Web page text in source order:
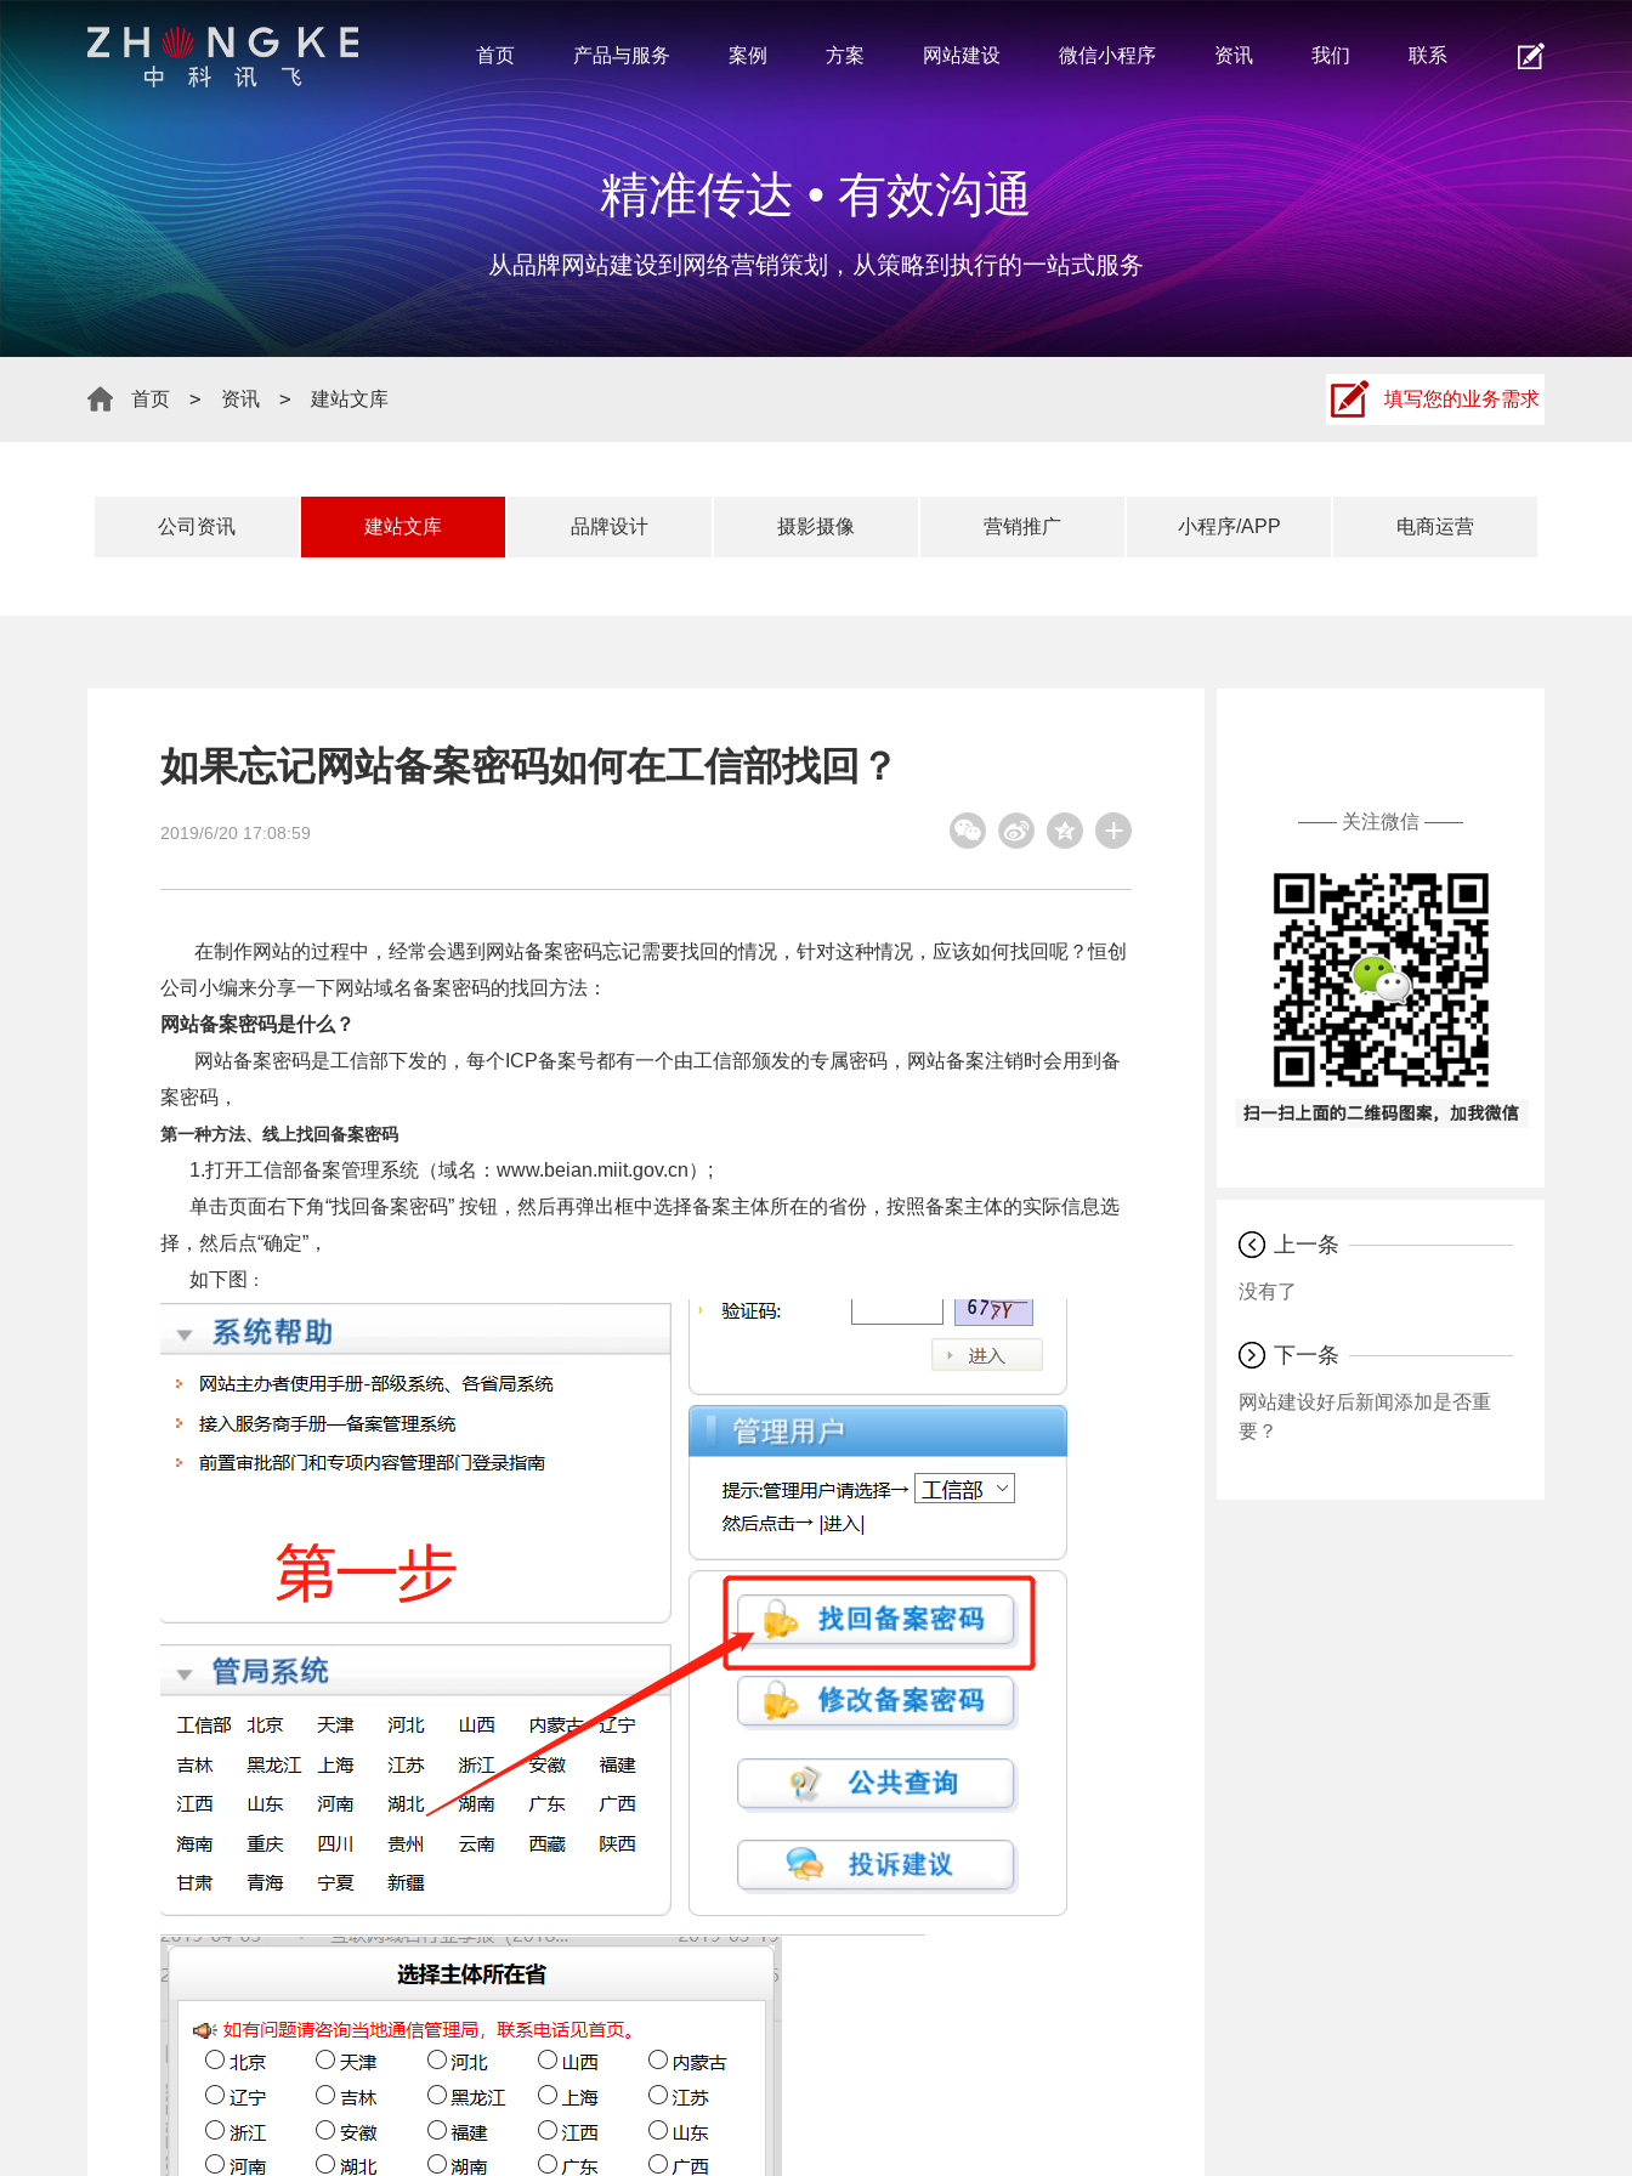
首页 产品与服务 案例 方案 网站建设 微信小程序 资讯 我们 联系
精准传达 • 有效沟通
从品牌网站建设到网络营销策划，从策略到执行的一站式服务
首页 资讯 建站文库 填写您的业务需求
公司资讯 建站文库 品牌设计 摄影摄像 营销推广 小程序/APP 电商运营
如果忘记网站备案密码如何在工信部找回？
2019/6/20 17:08:59
在制作网站的过程中，经常会遇到网站备案密码忘记需要找回的情况，针对这种情况，应该如何找回呢？恒创
公司小编来分享一下网站域名备案密码的找回方法：
网站备案密码是什么？
网站备案密码是工信部下发的，每个ICP备案号都有一个由工信部颁发的专属密码，网站备案注销时会用到备
案密码，
第一种方法、线上找回备案密码
1.打开工信部备案管理系统（域名：www.beian.miit.gov.cn）;
单击页面右下角“找回备案密码” 按钮，然后再弹出框中选择备案主体所在的省份，按照备案主体的实际信息选
择，然后点“确定”，
如下图 ：
—— 关注微信 ——
上一条
没有了
下一条
网站建设好后新闻添加是否重
要？